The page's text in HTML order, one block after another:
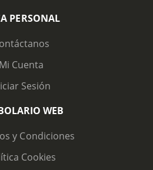
PERSONAL
Mi Cuenta
Sesión
WEB
y Condiciones
Cookies